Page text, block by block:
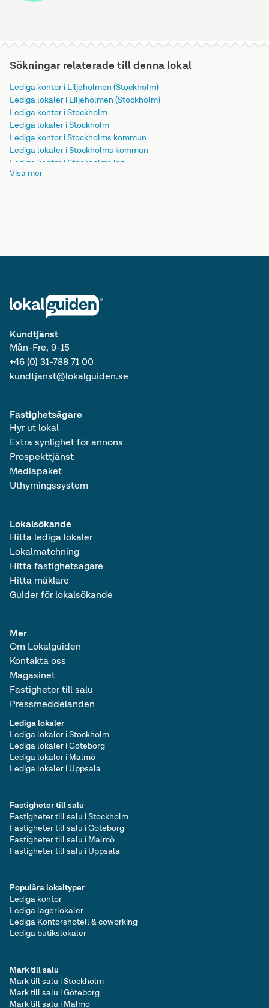
Sökningar relaterade till denna lokal
Lediga kontor i Liljeholmen (Stockholm)
Lediga lokaler i Liljeholmen (Stockholm)
Lediga kontor i Stockholm
Lediga lokaler i Stockholm
Lediga kontor i Stockholms kommun
Lediga lokaler i Stockholms kommun
Lediga kontor i Stockholms län
Lediga lokaler i Stockholms län
Visa mer
Kundtjänst
Mån-Fre, 9-15
+46 (0) 31-788 71 00
kundtjanst@lokalguiden.se
Lokalsökande
Hitta lediga lokaler
Lokalmatchning
Hitta fastighetsägare
Hitta mäklare
Guider för lokalsökande
Fastighetsägare
Hyr ut lokal
Extra synlighet för annons
Prospekttjänst
Mediapaket
Uthyrningssystem
Mer
Om Lokalguiden
Kontakta oss
Magasinet
Fastigheter till salu
Pressmeddelanden
Lediga lokaler
Lediga lokaler i Stockholm
Lediga lokaler i Göteborg
Lediga lokaler i Malmö
Lediga lokaler i Uppsala
Populära lokaltyper
Lediga kontor
Lediga lagerlokaler
Lediga Kontorshotell & coworking
Lediga butikslokaler
Fastigheter till salu
Fastigheter till salu i Stockholm
Fastigheter till salu i Göteborg
Fastigheter till salu i Malmö
Fastigheter till salu i Uppsala
Mark till salu
Mark till salu i Stockholm
Mark till salu i Göteborg
Mark till salu i Malmö